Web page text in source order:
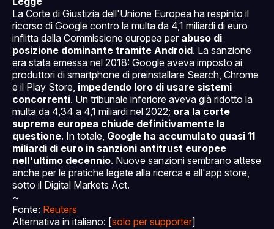
La Corte di Giustizia dell'Unione Europea ha respinto il
ricorso di Google contro la multa da 4,1 miliardi di euro
inflitta dalla Commissione europea per abuso di
posizione dominante tramite Android. La sanzione
era stata emessa nel 2018: Google aveva imposto ai
produttori di smartphone di preinstallare Search, Chrome
e il Play Store, impedendo loro di usare sistemi
concorrenti. Un tribunale inferiore aveva già ridotto la
multa da 4,34 a 4,1 miliardi nel 2022; ora la corte
suprema europea chiude definitivamente la
questione. In totale, Google ha accumulato quasi 11
miliardi di euro in sanzioni antitrust europee
nell'ultimo decennio. Nuove sanzioni sembrano attese
anche per le pratiche legate alla ricerca e all'app store,
sotto il Digital Markets Act.
~
Fonte: Reuters
Alternativa in italiano: [solo per supporter]